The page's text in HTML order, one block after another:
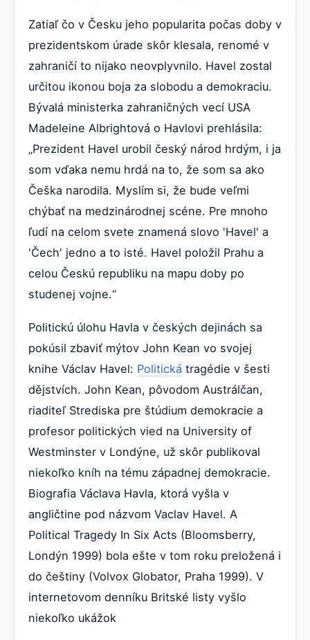
Zatiaľ čo v Česku jeho popularita počas doby v
prezidentskom úrade skôr klesala, renomé v
zahraničí to nijako neovplyvnilo. Havel zostal
určitou ikonou boja za slobodu a demokraciu.
Bývalá ministerka zahraničných vecí USA
Madeleine Albrightová o Havlovi prehlásila:
„Prezident Havel urobil český národ hrdým, i ja
som vďaka nemu hrdá na to, že som sa ako
Češka narodila. Myslím si, že bude veľmi
chýbať na medzinárodnej scéne. Pre mnoho
ľudí na celom svete znamená slovo 'Havel' a
'Čech' jedno a to isté. Havel položil Prahu a
celou Českú republiku na mapu doby po
studenej vojne.“
Politickú úlohu Havla v českých dejinách sa
pokúsil zbaviť mýtov John Kean vo svojej
knihe Václav Havel: Politická tragédie v šesti
dějstvích. John Kean, pôvodom Austrálčan,
riaditeľ Strediska pre štúdium demokracie a
profesor politických vied na University of
Westminster v Londýne, už skôr publikoval
niekoľko kníh na tému západnej demokracie.
Biografia Václava Havla, ktorá vyšla v
angličtine pod názvom Vaclav Havel. A
Political Tragedy In Six Acts (Bloomsberry,
Londýn 1999) bola ešte v tom roku preložená i
do češtiny (Volvox Globator, Praha 1999). V
internetovom denníku Britské listy vyšlo
niekoľko ukážok